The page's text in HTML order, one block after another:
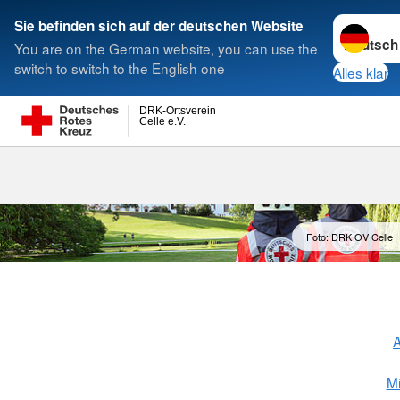
Sie befinden sich auf der deutschen Website
You are on the German website, you can use the
switch to switch to the English one
Sprache
Alles klar
Celle e.V.
DRK-Ortsverein
Suche
Foto: DRK OV Celle